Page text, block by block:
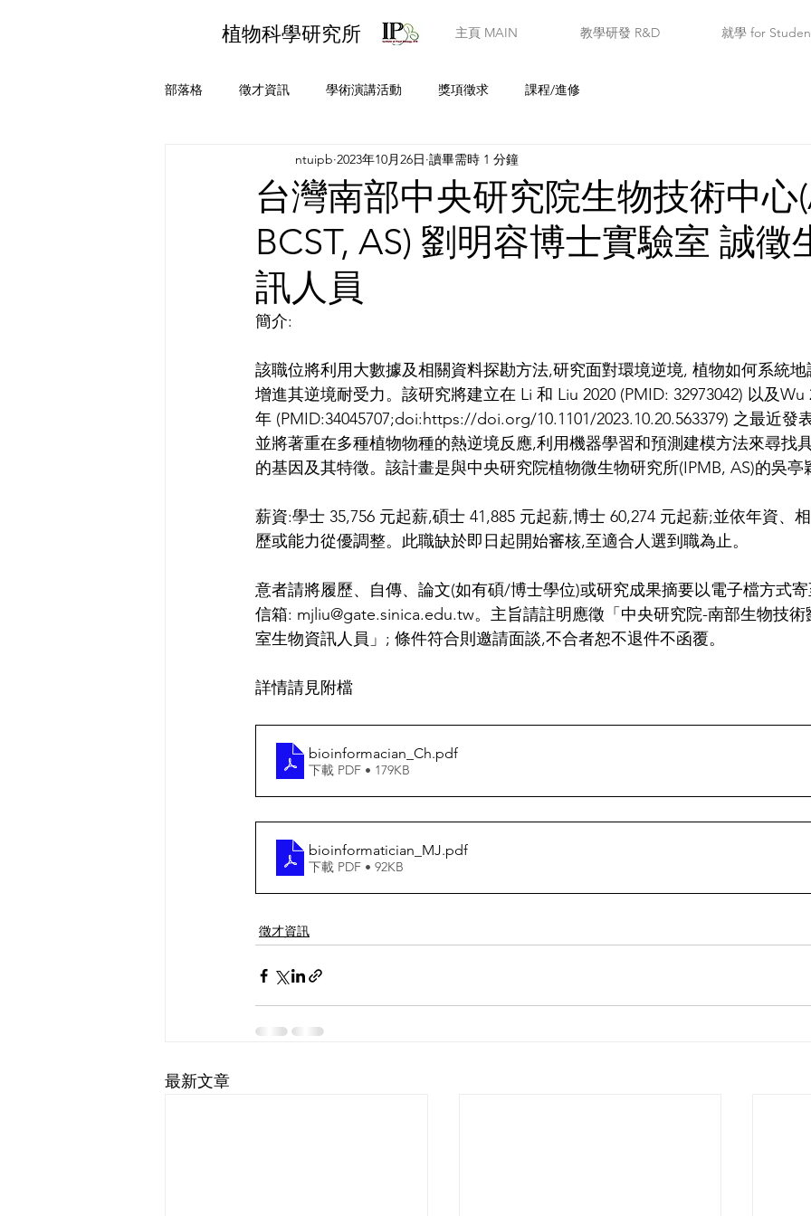
​植物科學研究所 主頁 MAIN 教學研發 R&D 就學 for
部落格 徵才資訊 學術演講活動 獎項徵求 課程/進修
台灣南部中央研究院生物技術中心
BCST, AS) 劉明容博士實驗室 誠徵
訊人員
ntuipb 2023年10月26日 讀畢需時 1 分鐘
簡介:
該職位將利用大數據及相關資料探勘方法,研究面對環境逆境, 植物如何系統
增進其逆境耐受力。該研究將建立在 Li 和 Liu 2020 (PMID: 32973042) 以及
年 (PMID:34045707;doi:https://doi.org/10.1101/2023.10.20.563379) 之最近發
並將著重在多種植物物種的熱逆境反應,利用機器學習和預測建模方法來尋找
的基因及其特徵。該計畫是與中央研究院植物微生物研究所(IPMB, AS)的吳亭
薪資:學士 35,756 元起薪,碩士 41,885 元起薪,博士 60,274 元起薪;並依年資、
歷或能力從優調整。此職缺於即日起開始審核,至適合人選到職為止。
意者請將履歷、自傳、論文(如有碩/博士學位)或研究成果摘要以電子檔方式
信箱: mjliu@gate.sinica.edu.tw。主旨請註明應徵「中央研究院-南部生物技
室生物資訊人員」; 條件符合則邀請面談,不合者恕不退件不函覆。
詳情請見附檔
bioinformacian_Ch.pdf
下載 PDF • 179KB
bioinformatician_MJ.pdf
下載 PDF • 92KB
徵才資訊
最新文章